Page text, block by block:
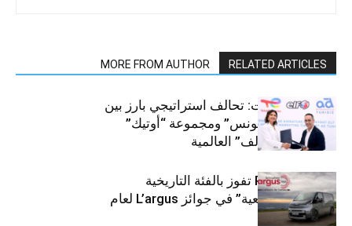
RELATED ARTICLES
MORE FROM AUTHOR
قطاع السيارات: تحالف استراتيجي بارز بين
“توتال إنرجيز تونس” ومجموعة “أوتيك”
لتوزيع زيوت “إلف” العالمية
كيا PV5 Cargo تفوز بالفئة التاريخية
“للمركبات النفعية” في جوائز L’argus لعام
2026